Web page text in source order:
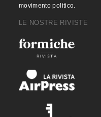
movimento politico.
LE NOSTRE RIVISTE